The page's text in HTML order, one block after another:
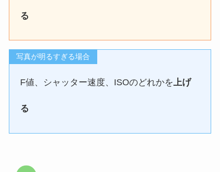
る
写真が明るすぎる場合
F値、シャッター速度、ISOのどれかを上げ
る